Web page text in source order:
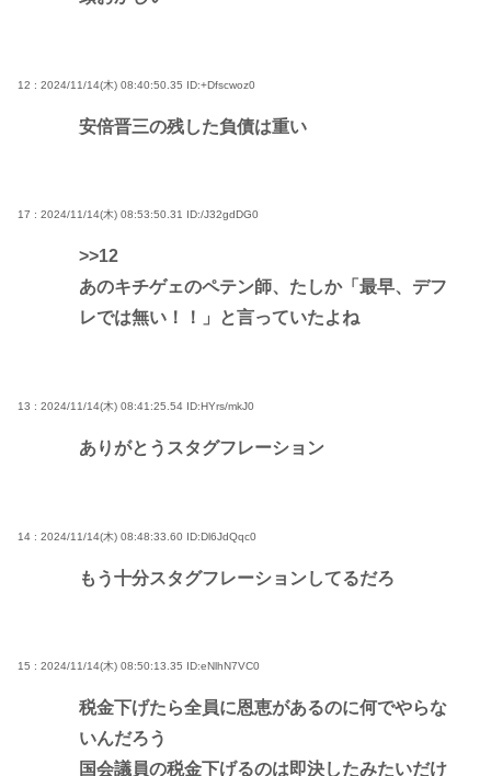
12 : 2024/11/14(木) 08:40:50.35 ID:+Dfscwoz0
安倍晋三の残した負債は重い
17 : 2024/11/14(木) 08:53:50.31 ID:/J32gdDG0
>>12
あのキチゲェのペテン師、たしか「最早、デフ
レでは無い！！」と言っていたよね
13 : 2024/11/14(木) 08:41:25.54 ID:HYrs/mkJ0
ありがとうスタグフレーション
14 : 2024/11/14(木) 08:48:33.60 ID:Dl6JdQqc0
もう十分スタグフレーションしてるだろ
15 : 2024/11/14(木) 08:50:13.35 ID:eNlhN7VC0
税金下げたら全員に恩恵があるのに何でやらな
いんだろう
国会議員の税金下げるのは即決したみたいだけ